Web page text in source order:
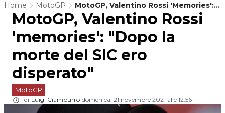
Home MotoGP
MotoGP, Valentino Rossi 'memories':
"Dopo La Morte Del SIC Ero
Disperato"
MotoGP, Valentino Rossi
'memories': "Dopo la
morte del SIC ero
disperato"
MotoGP
di Luigi Ciamburro domenica, 21 novembre 2021 alle 12:56